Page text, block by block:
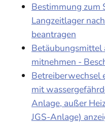
Bestimmung zum
Langzeitlager
beantragen
Betäubungsmittel
mitnehmen -
Betreiberwechsel
mit
Anlage, außer
JGS-Anlage)